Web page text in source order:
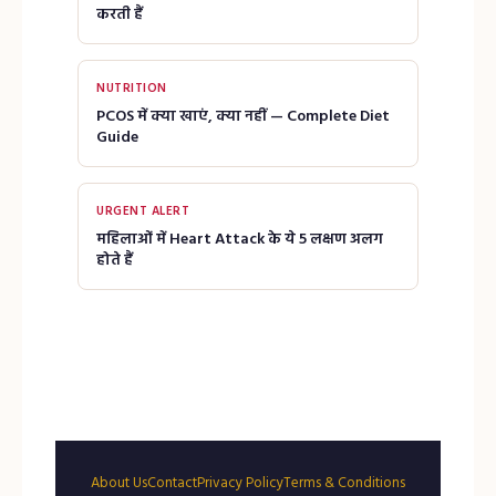
करती हैं
NUTRITION
PCOS में क्या खाएं, क्या नहीं — Complete Diet
Guide
URGENT ALERT
महिलाओं में Heart Attack के ये 5 लक्षण अलग
होते हैं
About UsContactPrivacy PolicyTerms & Conditions